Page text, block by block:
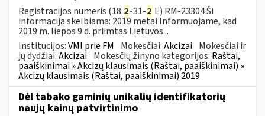
Registracijos numeris (18.2-31-2 E) RM-23304 Ši
informacija skelbiama: 2019 metai Informuojame, kad
2019 m. liepos 9 d. priimtas Lietuvos...
Institucijos:VMI prie FM Mokesčiai:Akcizai Mokesčiai ir
jų dydžiai:Akcizai Mokesčių žinyno kategorijos: Raštai,
paaiškinimai » Akcizų klausimais (Raštai, paaiškinimai) »
Akcizų klausimais (Raštai, paaiškinimai) 2019
Dėl tabako gaminių unikalių identifikatorių
naujų kainų patvirtinimo